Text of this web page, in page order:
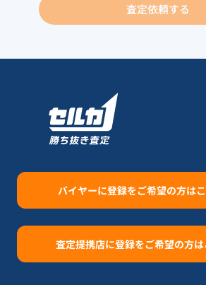
査定依頼する
バイヤーに登録をご希望の方は
査定提携店に登録をご希望の方